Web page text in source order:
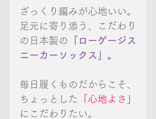
ざっくり編みが心地いい。
足元に寄り添う、こだわり
の日本製の 「ローゲージス
ニーカーソックス」。
毎日履くものだからこそ、
ちょっとした 「心地よさ」
にこだわりたい。